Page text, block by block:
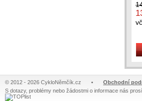
© 2012 - 2026 CykloNěmčík.cz • Obchodní
S dotazy, problémy nebo žádostmi o informace nás